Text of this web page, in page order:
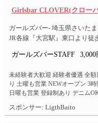
Girlsbar CLOVER(クロー
ガールズバー- 埼玉県さいた
JR各線『大宮駅』東口より徒
ガールズバーSTAFF 3,000
未経験者大歓迎 経験者優遇 全
り 土曜も営業 NEWオープン 3
日曜も営業 登録制あり デニム
スポンサー: LigthBaito